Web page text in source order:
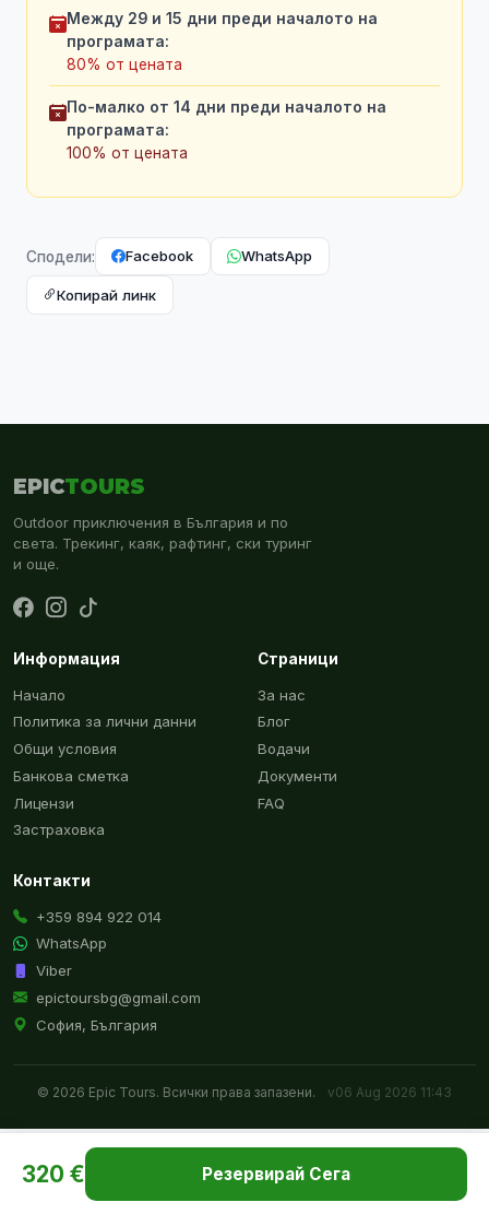
Между 29 и 15 дни преди началото на
програмата:
80% от цената
По-малко от 14 дни преди началото на
програмата:
100% от цената
Сподели: Facebook WhatsApp
Копирай линк
320 € Резервирай Сега
EPICTOURS
Outdoor приключения в България и по
света. Трекинг, каяк, рафтинг, ски туринг
и още.
Информация
Начало
Политика за лични данни
Общи условия
Банкова сметка
Лицензи
Застраховка
Страници
За нас
Блог
Водачи
Документи
FAQ
Контакти
+359 894 922 014
WhatsApp
Viber
epictoursbg@gmail.com
София, България
© 2026 Epic Tours. Всички права запазени. v06 Aug 2026 11:43